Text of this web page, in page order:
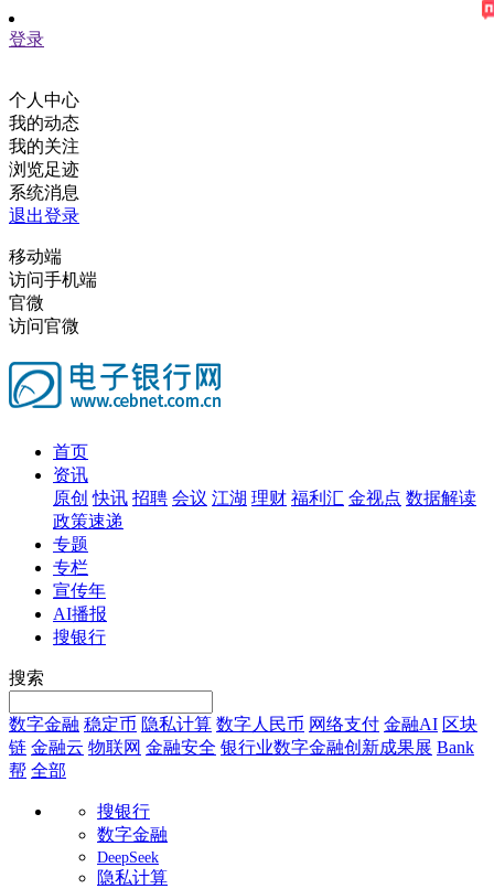
登录
个人中心
我的动态
我的关注
浏览足迹
系统消息
退出登录
移动端
访问手机端
官微
访问官微
首页
资讯
原创 快讯 招聘 会议 江湖 理财 福利汇 金视点 数据解读
政策速递
专题
专栏
宣传年
AI播报
搜银行
搜索
数字金融 稳定币 隐私计算 数字人民币 网络支付 金融AI 区块
链 金融云 物联网 金融安全 银行业数字金融创新成果展 Bank
帮 全部
搜银行
数字金融
DeepSeek
隐私计算